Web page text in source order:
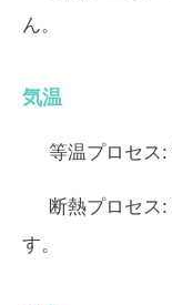
ん。
気温
等温プロセス:
断熱プロセス:
す。